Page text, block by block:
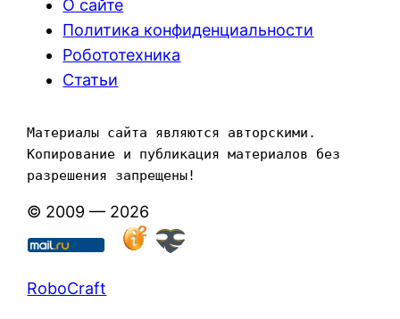
О сайте
Политика конфиденциальности
Робототехника
Статьи
Материалы сайта являются авторскими.
Копирование и публикация материалов без
разрешения запрещены!
© 2009 — 2026
RoboCraft